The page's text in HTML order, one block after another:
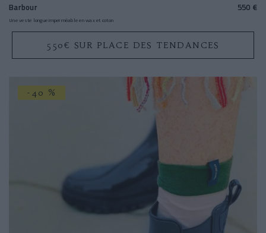
Barbour 550 €
Une veste longue imperméable en wax et coton
550€ SUR PLACE DES TENDANCES
-40 %